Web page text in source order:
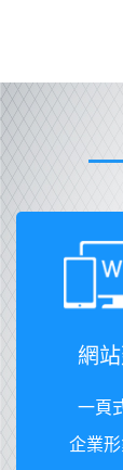
網
一頁
企業